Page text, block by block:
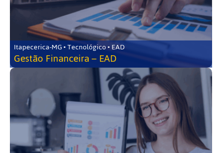
Itapecerica-MG • Tecnológico • EAD
Gestão Financeira – EAD